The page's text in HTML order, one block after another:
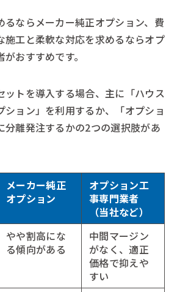
るならメーカー純正オプション、費
施工と柔軟な対応を求めるならオプ
おすすめです。
ットを導入する場合、主に「ハウス
ション」を利用するか、「オプショ
分離発注するかの2つの選択肢があ
メーカー純正
オプション
オプション工
事専門業者
（当社など）
やや割高にな
る傾向がある
中間マージン
がなく、適正
価格で抑えや
すい